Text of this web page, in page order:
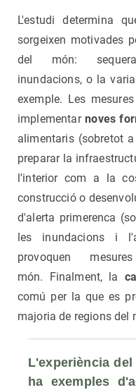
L'estudi determina
sorgeixen motivades
del món:
inundacions, o la
exemple. Les
implementarnoves
alimentaris (sobretot
preparar la
l'interior com a la
construcció o
d'alerta primerenca
les inundacions i
provoquen
món. Finalment, la
comú per la que es
majoria de regions del
L'experiència del
ha exemples